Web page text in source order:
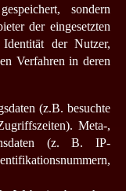
sondern
der eingesetzten
der Nutzer,
Verfahren in deren
(z.B. besuchte
Meta-,
(z. B. IP-